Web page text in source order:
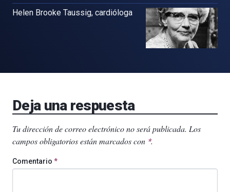
Helen Brooke Taussig, cardióloga
Deja una respuesta
Tu dirección de correo electrónico no será publicada. Los
campos obligatorios están marcados con *.
Comentario *